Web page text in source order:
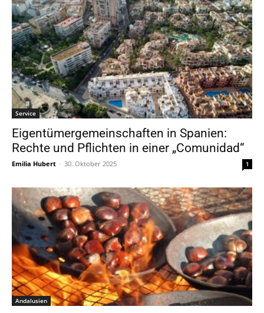
Service
Eigentümergemeinschaften in Spanien:
Rechte und Pflichten in einer „Comunidad“
Emilia Hubert - 30. Oktober 2025 1
Andalusien